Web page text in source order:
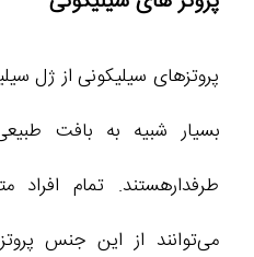
پروتز‌های سیلیکونی از ژل
بسیار شبیه به بافت
طرفدارهستند. تمام افراد
می‌توانند از این جنس